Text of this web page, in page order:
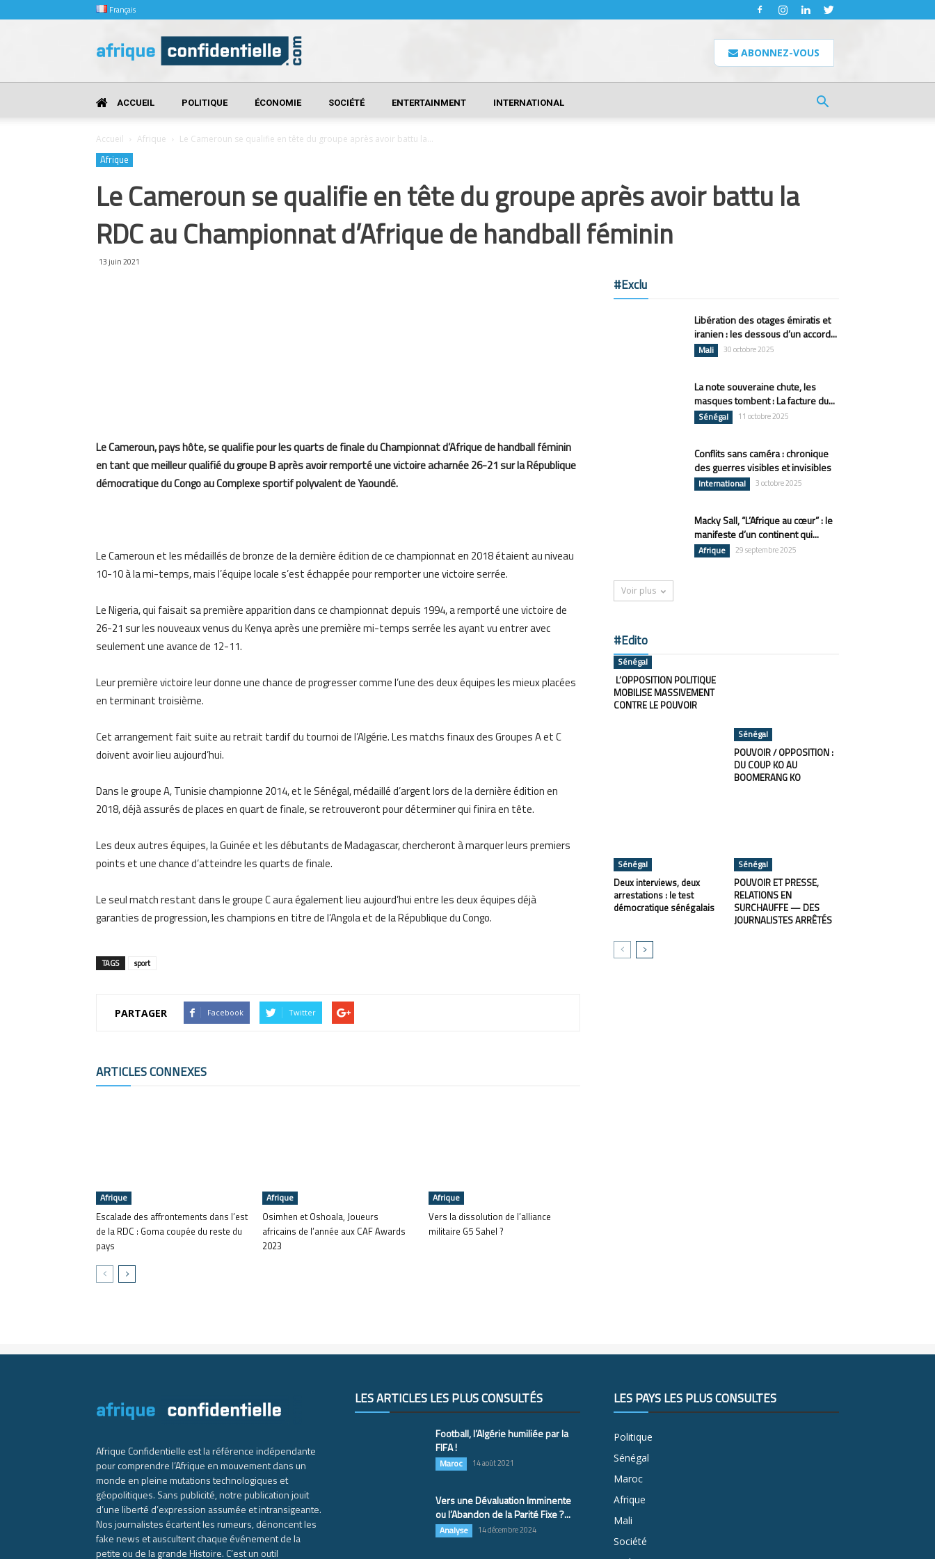
Français
Confidentielle
ABONNEZ-VOUS
ACCUEIL POLITIQUE ÉCONOMIE SOCIÉTÉ ENTERTAINMENT INTERNATIONAL
Accueil Afrique Le Cameroun se qualifie en tête du groupe après avoir battu la...
Afrique
Le Cameroun se qualifie en tête du groupe après avoir battu la
RDC au Championnat d’Afrique de handball féminin
13 juin 2021
Le Cameroun, pays hôte, se qualifie pour les quarts de finale du Championnat d’Afrique de handball féminin
en tant que meilleur qualifié du groupe B après avoir remporté une victoire acharnée 26-21 sur la République
démocratique du Congo au Complexe sportif polyvalent de Yaoundé.
Le Cameroun et les médaillés de bronze de la dernière édition de ce championnat en 2018 étaient au niveau
10-10 à la mi-temps, mais l’équipe locale s’est échappée pour remporter une victoire serrée.
Le Nigeria, qui faisait sa première apparition dans ce championnat depuis 1994, a remporté une victoire de
26-21 sur les nouveaux venus du Kenya après une première mi-temps serrée les ayant vu entrer avec
seulement une avance de 12-11.
Leur première victoire leur donne une chance de progresser comme l’une des deux équipes les mieux placées
en terminant troisième.
Cet arrangement fait suite au retrait tardif du tournoi de l’Algérie. Les matchs finaux des Groupes A et C
doivent avoir lieu aujourd’hui.
Dans le groupe A, Tunisie championne 2014, et le Sénégal, médaillé d’argent lors de la dernière édition en
2018, déjà assurés de places en quart de finale, se retrouveront pour déterminer qui finira en tête.
Les deux autres équipes, la Guinée et les débutants de Madagascar, chercheront à marquer leurs premiers
points et une chance d’atteindre les quarts de finale.
Le seul match restant dans le groupe C aura également lieu aujourd’hui entre les deux équipes déjà
garanties de progression, les champions en titre de l’Angola et de la République du Congo.
TAGS sport
PARTAGER Facebook Twitter
ARTICLES CONNEXES
Afrique
Escalade des affrontements dans l’est
de la RDC : Goma coupée du reste du
pays
Afrique
Osimhen et Oshoala, Joueurs
africains de l’année aux CAF Awards
2023
Afrique
Vers la dissolution de l’alliance
militaire G5 Sahel ?
#Exclu
Libération des otages émiratis et
iranien : les dessous d’un accord...
Mali 30 octobre 2025
La note souveraine chute, les
masques tombent : La facture du...
Sénégal 11 octobre 2025
Conflits sans caméra : chronique
des guerres visibles et invisibles
International 3 octobre 2025
Macky Sall, “L’Afrique au cœur” : le
manifeste d’un continent qui...
Afrique 29 septembre 2025
Voir plus
#Edito
Sénégal
L’OPPOSITION POLITIQUE
MOBILISE MASSIVEMENT
CONTRE LE POUVOIR
Sénégal
POUVOIR / OPPOSITION :
DU COUP KO AU
BOOMERANG KO
Sénégal
Deux interviews, deux
arrestations : le test
démocratique sénégalais
Sénégal
POUVOIR ET PRESSE,
RELATIONS EN
SURCHAUFFE — DES
JOURNALISTES ARRÊTÉS
Afrique Confidentielle est la référence indépendante
pour comprendre l’Afrique en mouvement dans un
monde en pleine mutations technologiques et
géopolitiques. Sans publicité, notre publication jouit
d’une liberté d’expression assumée et intransigeante.
Nos journalistes écartent les rumeurs, dénoncent les
fake news et auscultent chaque événement de la
petite ou de la grande Histoire. C’est un outil
LES ARTICLES LES PLUS CONSULTÉS
Football, l’Algérie humiliée par la
FIFA !
Maroc 14 août 2021
Vers une Dévaluation Imminente
ou l’Abandon de la Parité Fixe ?...
Analyse 14 décembre 2024
LES PAYS LES PLUS CONSULTÉS
Politique
Sénégal
Maroc
Afrique
Mali
Société